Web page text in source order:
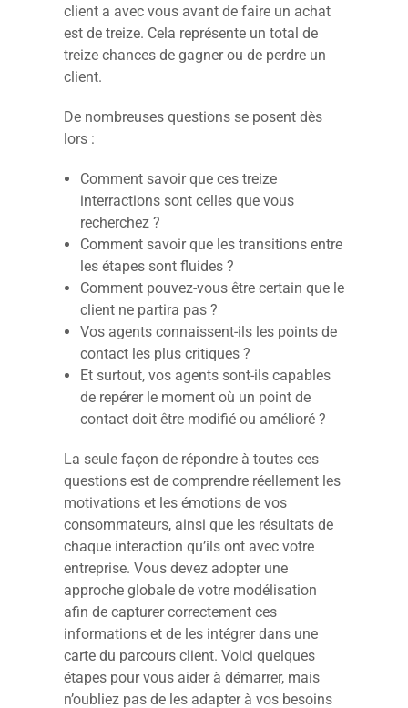
client a avec vous avant de faire un achat
est de treize. Cela représente un total de
treize chances de gagner ou de perdre un
client.
De nombreuses questions se posent dès
lors :
Comment savoir que ces treize
interractions sont celles que vous
recherchez ?
Comment savoir que les transitions entre
les étapes sont fluides ?
Comment pouvez-vous être certain que le
client ne partira pas ?
Vos agents connaissent-ils les points de
contact les plus critiques ?
Et surtout, vos agents sont-ils capables
de repérer le moment où un point de
contact doit être modifié ou amélioré ?
La seule façon de répondre à toutes ces
questions est de comprendre réellement les
motivations et les émotions de vos
consommateurs, ainsi que les résultats de
chaque interaction qu’ils ont avec votre
entreprise. Vous devez adopter une
approche globale de votre modélisation
afin de capturer correctement ces
informations et de les intégrer dans une
carte du parcours client. Voici quelques
étapes pour vous aider à démarrer, mais
n’oubliez pas de les adapter à vos besoins